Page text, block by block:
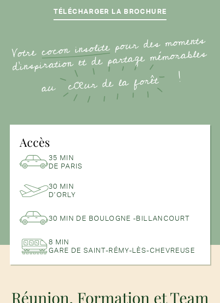
TÉLÉCHARGER LA BROCHURE
Votrecocon insolitepour des moments
d'inspiration et de partage mémorables
au cœur de la forêt !
Accès
35 MIN
DE PARIS
30 MIN
D’ORLY
30 MIN DE BOULOGNE -BILLANCOURT
8 MIN
GARE DE SAINT-RÉMY-LÈS-CHEVREUSE
Réunion, Formation et Team